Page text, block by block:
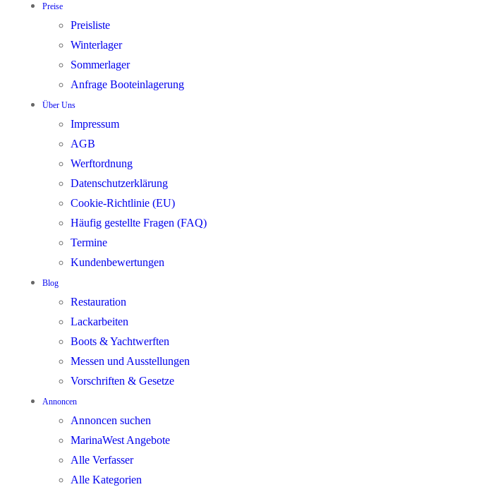
Preise
Preisliste
Winterlager
Sommerlager
Anfrage Booteinlagerung
Über Uns
Impressum
AGB
Werftordnung
Datenschutzerklärung
Cookie-Richtlinie (EU)
Häufig gestellte Fragen (FAQ)
Termine
Kundenbewertungen
Blog
Restauration
Lackarbeiten
Boots & Yachtwerften
Messen und Ausstellungen
Vorschriften & Gesetze
Annoncen
Annoncen suchen
MarinaWest Angebote
Alle Verfasser
Alle Kategorien